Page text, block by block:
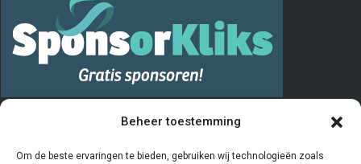
Beheer toestemming
Om de beste ervaringen te bieden, gebruiken wij technologieën zoals
De “Vrienden van” registratie verloopt via het invullen en opsturen van